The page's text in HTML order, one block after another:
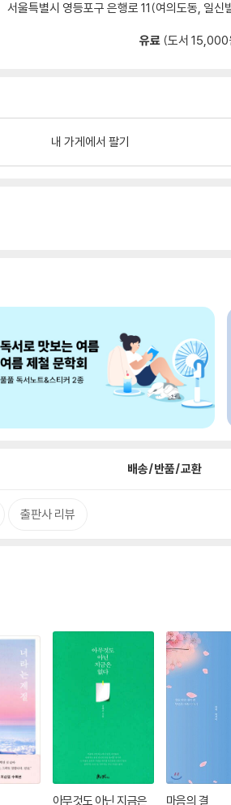
서울특별시 영등포구 은행로 11(여의도동, 일신
유료 (도서 15,000
내 가게에서 팔기
배송/반품/교환
출판사 리뷰
아무것도 아닌 지금은
마음의 결